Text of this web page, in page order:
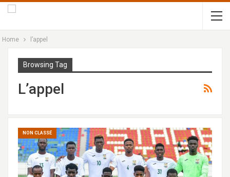
Home l’appel
Browsing Tag
L’appel
NON CLASSÉ